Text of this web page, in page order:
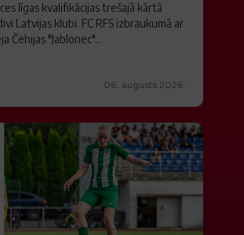
līgas kvalifikācijas trešajā kārtā
Latvijas klubi. FC RFS izbraukumā ar
Čehijas "Jablonec"...
06. augusts 2026.